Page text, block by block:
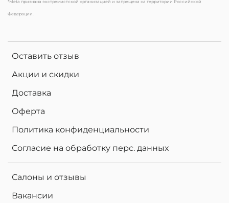
Оставить отзыв
Акции и скидки
Доставка
Оферта
Политика конфиденциальности
Согласие на обработку перс. данных
Салоны и отзывы
Вакансии
*Meta признана экстремистской организацией и запрещена на территории Российской
Федерации.